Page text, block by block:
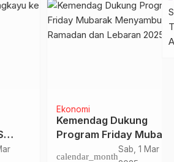
Ekonomi
Kemendag Dukung
Program Friday Mubarak
Menyambut Ramadan
calendar_month
Sab, 1 Mar